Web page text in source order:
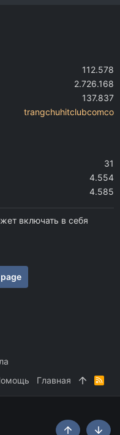
112.578
2.726.168
137.837
trangchuhitclubcomco
31
4.554
4.585
включать в себя
Главная
R